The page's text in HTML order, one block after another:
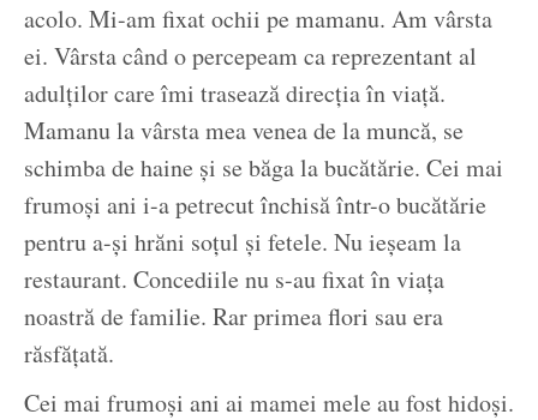
acolo. Mi-am fixat ochii pe mamanu. Am vârsta
ei. Vârsta când o percepeam ca reprezentant al
adulților care îmi trasează direcția în viață.
Mamanu la vârsta mea venea de la muncă, se
schimba de haine și se băga la bucătărie. Cei mai
frumoși ani i-a petrecut închisă într-o bucătărie
pentru a-și hrăni soțul și fetele. Nu ieșeam la
restaurant. Concediile nu s-au fixat în viața
noastră de familie. Rar primea flori sau era
răsfățată.
Cei mai frumoși ani ai mamei mele au fost hidoși.